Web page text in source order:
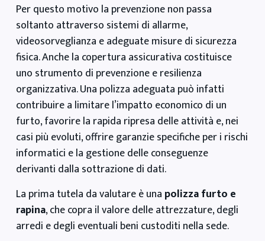
Per questo motivo la prevenzione non passa
soltanto attraverso sistemi di allarme,
videosorveglianza e adeguate misure di sicurezza
fisica. Anche la copertura assicurativa costituisce
uno strumento di prevenzione e resilienza
organizzativa. Una polizza adeguata può infatti
contribuire a limitare l’impatto economico di un
furto, favorire la rapida ripresa delle attività e, nei
casi più evoluti, offrire garanzie specifiche per i rischi
informatici e la gestione delle conseguenze
derivanti dalla sottrazione di dati.
La prima tutela da valutare è una polizza furto e
rapina, che copra il valore delle attrezzature, degli
arredi e degli eventuali beni custoditi nella sede.